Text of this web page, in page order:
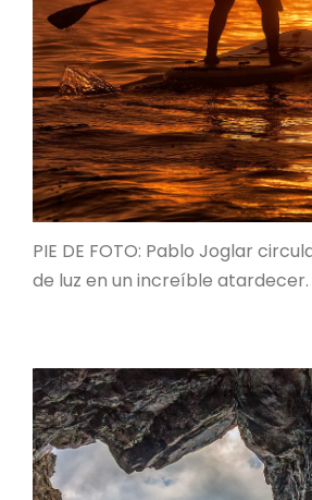
PIE DE FOTO: Pablo Joglar
de luz en un increíble atardecer.